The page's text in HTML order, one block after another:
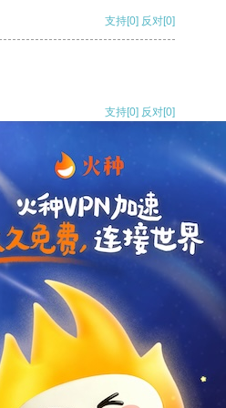
支持[0] 反对[0]
支持[0] 反对[0]
支持[0] 反对
支持
反对 [0]